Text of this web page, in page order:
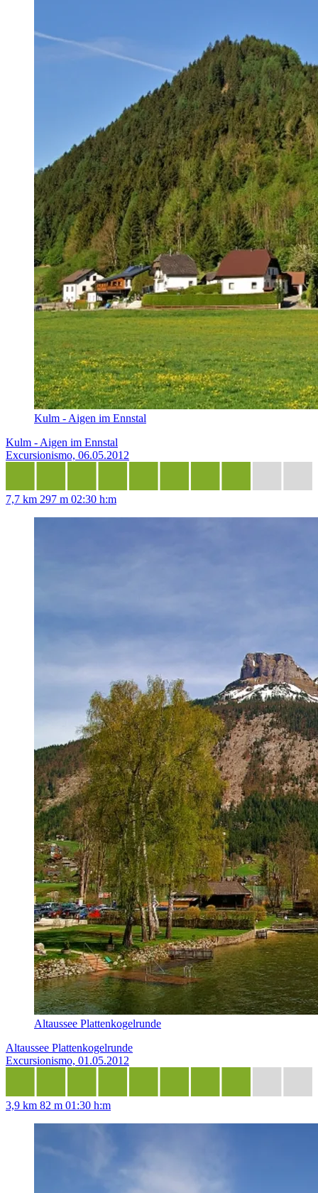
Kulm - Aigen im Ennstal
Kulm - Aigen im Ennstal
Excursionismo, 06.05.2012
7,7 km 297 m 02:30 h:m
Altaussee Plattenkogelrunde
Altaussee Plattenkogelrunde
Excursionismo, 01.05.2012
3,9 km 82 m 01:30 h:m